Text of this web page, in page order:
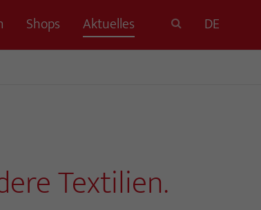
DE
Shops
Aktuelles
Textilien.